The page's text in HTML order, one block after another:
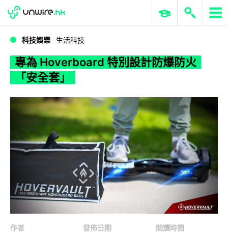
WWDC 2026 ERP 與商業 AI
科技娛樂 生活科技
專為 Hoverboard 特別設計防爆防火
「安全套」
作者
發佈日期
閱讀時間